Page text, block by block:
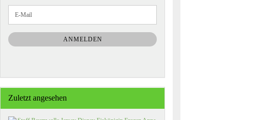
ZUR
NEWSLETTER-
ANMELDUNG
E-
Mail
ANMELDEN
Zuletzt angesehen